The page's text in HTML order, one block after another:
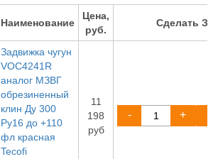
Наименование
Цена,
руб.
Сделать
Задвижка чугун
VOC4241R
аналог МЗВГ
обрезиненный
клин Ду 300
Ру16 до +110
фл красная
Tecofi
11
198
руб
- +